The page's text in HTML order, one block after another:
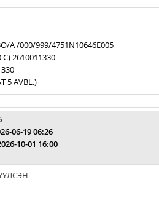
A /000/999/4751N10646E005
C) 2610011330
5 AVBL.)
06-19 06:26
10-01 16:00